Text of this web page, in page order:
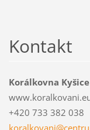
Kontakt
Korálkovna Kyšice
+420 733 382 038